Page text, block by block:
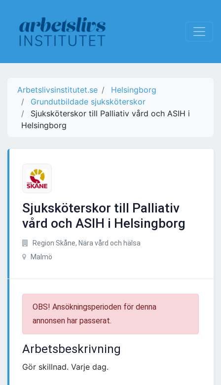
Arbetslivsinstitutet.se
Helsingborg
Grundutbildade sjuksköterskor
Sjuksköterskor till Palliativ vård och ASIH i
Helsingborg
Sjuksköterskor till Palliativ
vård och ASIH i Helsingborg
Region Skåne, Nära vård och hälsa
Malmö
OBS! Ansökningsperioden för denna
annonsen har passerat.
Arbetsbeskrivning
Gör skillnad. Varje dag.